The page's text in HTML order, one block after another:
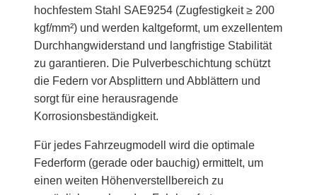
hochfestem Stahl SAE9254 (Zugfestigkeit ≥ 200
kgf/mm²) und werden kaltgeformt, um exzellentem
Durchhangwiderstand und langfristige Stabilität
zu garantieren. Die Pulverbeschichtung schützt
die Federn vor Absplittern und Abblättern und
sorgt für eine herausragende
Korrosionsbeständigkeit.
Für jedes Fahrzeugmodell wird die optimale
Federform (gerade oder bauchig) ermittelt, um
einen weiten Höhenverstellbereich zu